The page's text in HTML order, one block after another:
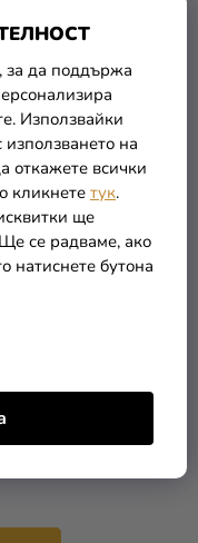
за да поддържа
Използвайки
използването на
откажете всички
кликнете тук.
ще
се радваме, ако
натиснете бутона
В КОЛИЧКАТА